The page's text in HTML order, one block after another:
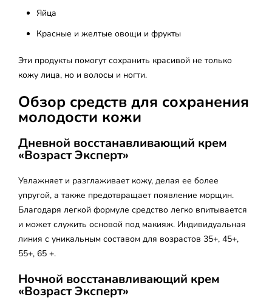
Яйца
Красные и желтые овощи и фрукты
Эти продукты помогут сохранить красивой не только
кожу лица, но и волосы и ногти.
Обзор средств для сохранения
молодости кожи
Дневной восстанавливающий крем
«Возраст Эксперт»
Увлажняет и разглаживает кожу, делая ее более
упругой, а также предотвращает появление морщин.
Благодаря легкой формуле средство легко впитывается
и может служить основой под макияж. Индивидуальная
линия с уникальным составом для возрастов 35+, 45+,
55+, 65 +.
Ночной восстанавливающий крем
«Возраст Эксперт»